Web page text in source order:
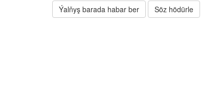
Ýalňyş barada habar ber Söz hödürle